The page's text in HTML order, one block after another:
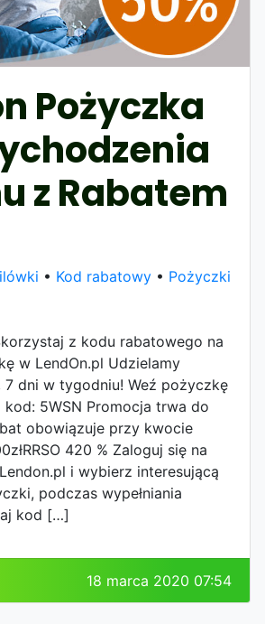
Pożyczka
z Rabatem
• Kod rabatowy • Pożyczki
z kodu rabatowego na
w LendOn.pl Udzielamy
dni w tygodniu! Weź pożyczkę
5WSN Promocja trwa do
obowiązuje przy kwocie
420 % Zaloguj się na
i wybierz interesującą
podczas wypełniania
kod […]
18 marca 2020 07:54